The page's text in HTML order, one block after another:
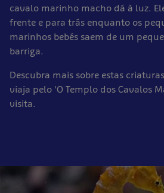
cavalo marinho macho dá à luz.
frente e para trás enquanto os
marinhos bebés saem de um
barriga.
Descubra mais sobre estas
viaja pelo 'O Templo dos Cavalos
visita.